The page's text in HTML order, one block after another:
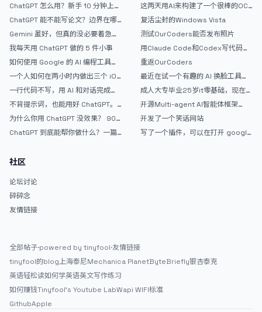
ChatGPT 怎么用？新手 10 分钟上手
ChatGPT 能不能写论文？边界在哪
Gemini 虽好，但真的没必要着急放
弃 ChatGPT
我每天用 ChatGPT 做的 5 件小事
如何使用 Google 的 AI 编程工具
AntiGravity：独立开发者的新时代
武器
一个人如何在两小时内做出三个 iOS
APP？｜AntiGravity + Gemini 3 实
战完整记录
一行代码不写，用 AI 和对话完成一
个完整网站：《图书天堂》实战记录
不背提示词，也能用好 ChatGPT。
一个万能提问模板
为什么你用 ChatGPT 没效果？ 90%
的人第一步就问错了
ChatGPT 到底能帮你做什么？一篇
这两天用AI来构建了一个很棒的OC
论坛精华区
复活尘封的Windows Vista
测试OurCoders能否发布照片
用Claude Code和Codex写代码真
的爽，但是App怎么挣钱还是很难啊
重返OurCoders
最近在试一个有趣的 AI 换脸工具，
效果挺不错
成人大专毕业25岁it零基础，现在想
考软件设计师，有什么好的建议吗，
谢谢！
开源Multi-agent AI智能体框架
aevatar.ai，欢迎大家贡献代码
开发了一个笑话网站
写了一个插件，可以在打开 google
社区
论坛讨论
碎碎念
友情链接
全部帖子·powered by tinyfool·友情链接
tinyfool的blog上海泰尼Mechanica PlanetByteBriefly银杏泰克
英语轻松读如何学英语英文写作练习
如何赚钱Tinyfool's Youtube LabWapi WIFI标准
GithubApple